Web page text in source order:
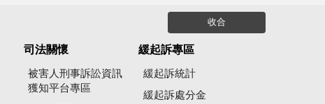
收合
司法關懷
被害人刑事訴訟資訊
獲知平台專區
緩起訴專區
緩起訴統計
緩起訴處分金